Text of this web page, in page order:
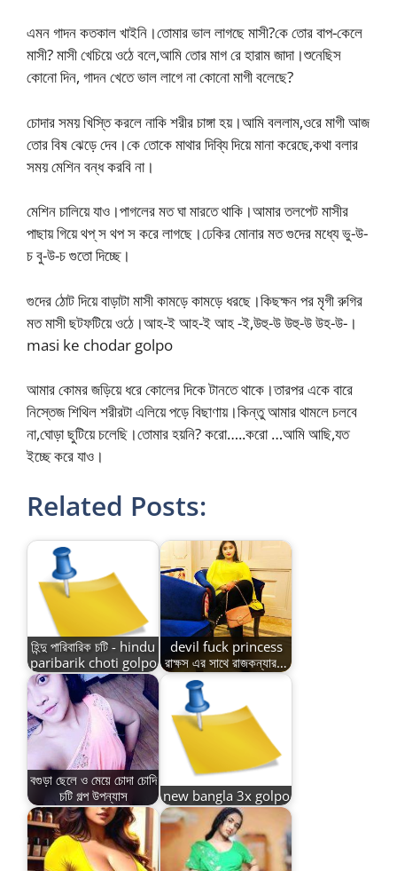
এমন গাদন কতকাল খাইনি।তোমার ভাল লাগছে মাসী?কে তোর বাপ-কেলে
মাসী? মাসী খেচিয়ে ওঠে বলে,আমি তোর মাগ রে হারাম জাদা।শুনেছিস
কোনো দিন, গাদন খেতে ভাল লাগে না কোনো মাগী বলেছে?
চোদার সময় খিস্তি করলে নাকি শরীর চাঙ্গা হয়।আমি বললাম,ওরে মাগী আজ
তোর বিষ ঝেড়ে দেব।কে তোকে মাথার দিব্যি দিয়ে মানা করেছে,কথা বলার
সময় মেশিন বন্ধ করবি না।
মেশিন চালিয়ে যাও।পাগলের মত ঘা মারতে থাকি।আমার তলপেট মাসীর
পাছায় গিয়ে থপ্ স থপ স করে লাগছে।ঢেকির মোনার মত গুদের মধ্যে ভু-উ-
চ বু-উ-চ গুতো দিচ্ছে।
গুদের ঠোট দিয়ে বাড়াটা মাসী কামড়ে কামড়ে ধরছে।কিছক্ষন পর মৃগী রুগির
মত মাসী ছটফটিয়ে ওঠে।আহ-ই আহ-ই আহ -ই,উহু-উ উহু-উ উহ-উ-।
masi ke chodar golpo
আমার কোমর জড়িয়ে ধরে কোলের দিকে টানতে থাকে।তারপর একে বারে
নিস্তেজ শিথিল শরীরটা এলিয়ে পড়ে বিছাণায়।কিন্তু আমার থামলে চলবে
না,ঘোড়া ছুটিয়ে চলেছি।তোমার হয়নি? করো…..করো …আমি আছি,যত
ইচ্ছে করে যাও।
Related Posts:
হিন্দু পারিবারিক চটি - hindu
paribarik choti golpo
devil fuck princess
রাক্ষস এর সাথে রাজকন্যার…
বগুড়া ছেলে ও মেয়ে চোদা চোদি
চটি গল্প উপন্যাস
new bangla 3x golpo